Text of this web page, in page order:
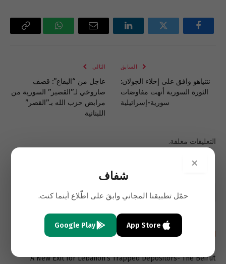
فيسبوك تويتر لينكدإن
البريد
واتساب Copy
السابق
نتنياهو وافق على إخلاء الجولان:
الثورة السورية أنهت مفاوضات
سورية-إسرائيلية
التالي
عاجل من “البقاع”: قصف
صاروخي لـ”القصير” السورية من
مرابض حزب الله بـ”القصر”
اللبنانية
التعليقات مغلقة.
أحدث المقالات باللغة الإنجليزية
A New Exit for Lebanon’s Trapped Depositors- The Beirut
×
شفاف
حمّل تطبيقنا المجاني وابقَ على اطّلاع أينما كنت.
App Store
Google Play